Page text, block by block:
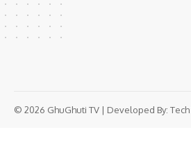
© 2026 GhuGhuti TV | Developed By: